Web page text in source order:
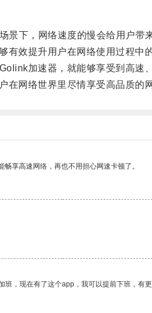
下，网络速度的慢会给用户带来
效提升用户在网络使用过程中的
加速器，就能够享受到高速、
网络世界里尽情享受高品质的网
享高速网络，再也不用担心网速卡顿了。
，现在有了这个app，我可以提前下班，有更